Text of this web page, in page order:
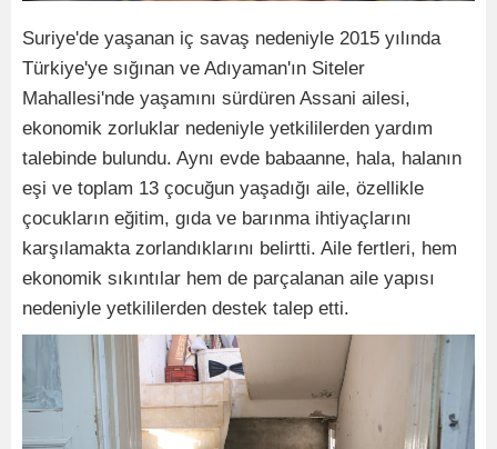
Suriye'de yaşanan iç savaş nedeniyle 2015 yılında
Türkiye'ye sığınan ve Adıyaman'ın Siteler
Mahallesi'nde yaşamını sürdüren Assani ailesi,
ekonomik zorluklar nedeniyle yetkililerden yardım
talebinde bulundu. Aynı evde babaanne, hala, halanın
eşi ve toplam 13 çocuğun yaşadığı aile, özellikle
çocukların eğitim, gıda ve barınma ihtiyaçlarını
karşılamakta zorlandıklarını belirtti. Aile fertleri, hem
ekonomik sıkıntılar hem de parçalanan aile yapısı
nedeniyle yetkililerden destek talep etti.